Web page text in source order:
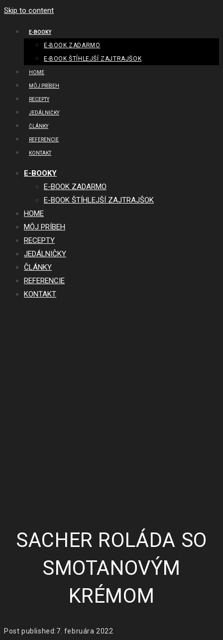
Skip to content
E-BOOKY
E-BOOK ZADARMO
E-BOOK ŠTÍHLEJŠÍ ZAJTRAJŠOK
HOME
MÔJ PRÍBEH
RECEPTY
JEDÁLNIČKY
ČLÁNKY
REFERENCIE
KONTAKT
E-BOOKY
E-BOOK ZADARMO
E-BOOK ŠTÍHLEJŠÍ ZAJTRAJŠOK
HOME
MÔJ PRÍBEH
RECEPTY
JEDÁLNIČKY
ČLÁNKY
REFERENCIE
KONTAKT
SACHER ROLÁDA SO
SMOTANOVÝM
KRÉMOM
Post published:7. februára 2022